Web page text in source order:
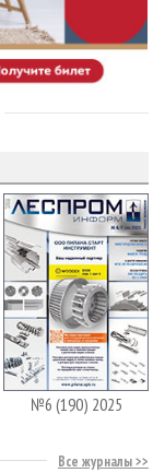
№6 (190) 2025
Все журналы